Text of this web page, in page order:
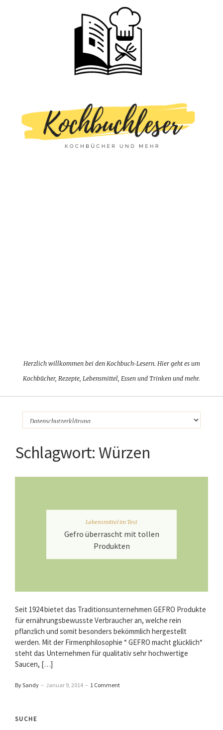
Herzlich willkommen bei den Kochbuch-Lesern. Hier geht es um
Kochbücher, Rezepte, Lebensmittel, Essen und Trinken und mehr.
Schlagwort:Würzen
Lebensmittel im Test
Gefro überrascht mit tollen
Produkten
Seit 1924 bietet das Traditionsunternehmen GEFRO Produkte
für ernährungsbewusste Verbraucher an, welche rein
pflanzlich und somit besonders bekömmlich hergestellt
werden. Mit der Firmenphilosophie “ GEFRO macht glücklich“
steht das Unternehmen für qualitativ sehr hochwertige
Saucen, […]
By Sandy – Januar 9, 2014 – 1 Comment
SUCHE